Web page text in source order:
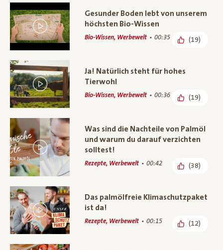
Gesunder Boden lebt von unserem
höchsten Bio-Wissen
Bio-Wissen, Werbewelt 00:35 (19)
Ja! Natürlich steht für hohes
Tierwohl
Bio-Wissen, Werbewelt 00:36 (19)
Was sind die Nachteile von Palmöl
und warum du darauf verzichten
solltest!
Rezepte, Werbewelt 00:42 (38)
Das palmölfreie Klimaschutzpaket
ist da!
Rezepte, Werbewelt 00:15 (12)